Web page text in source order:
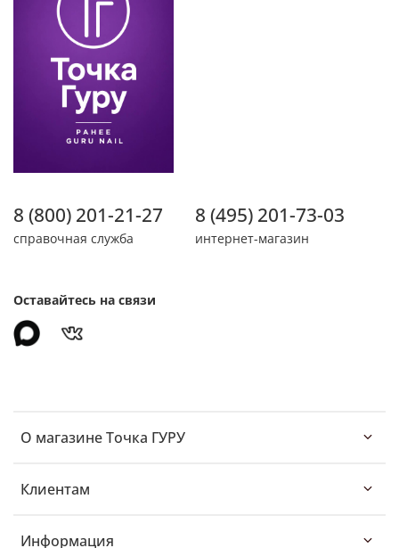
О магазине Точка ГУРУ
Клиентам
Информация
8 (800) 201-21-27
справочная служба
8 (495) 201-73-03
интернет-магазин
Оставайтесь на связи